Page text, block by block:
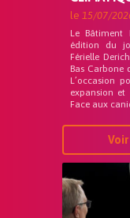
le 15/07/
Le Bâtiment
édition du
Férielle
Bas Carbone
L’occasion
expansion
Face aux